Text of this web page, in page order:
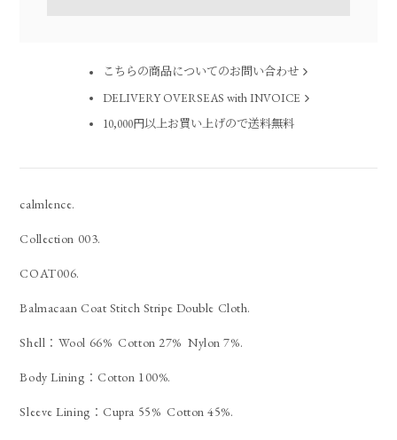
こちらの商品についてのお問い合わせ
DELIVERY OVERSEAS with INVOICE
10,000円以上お買い上げので送料無料
calmlence.
Collection 003.
COAT006.
Balmacaan Coat Stitch Stripe Double Cloth.
Shell：Wool 66% Cotton 27% Nylon 7%.
Body Lining：Cotton 100%.
Sleeve Lining：Cupra 55% Cotton 45%.